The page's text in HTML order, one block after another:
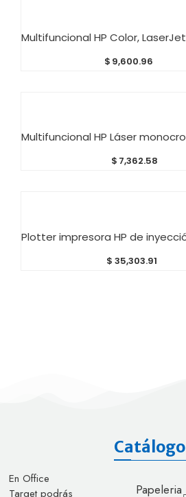
Multifuncional HP Color, LaserJet
$ 9,600.96
Multifuncional HP Láser
$ 7,362.58
Plotter impresora HP de
$ 35,303.91
En Office
Target podrás
Catálogo
Papeleria